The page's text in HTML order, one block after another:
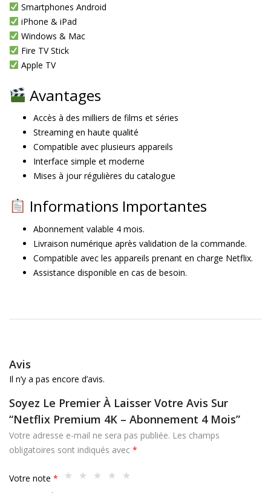
Smartphones Android
iPhone & iPad
Windows & Mac
Fire TV Stick
Apple TV
Avantages
Accès à des milliers de films et séries
Streaming en haute qualité
Compatible avec plusieurs appareils
Interface simple et moderne
Mises à jour régulières du catalogue
Informations Importantes
Abonnement valable 4 mois.
Livraison numérique après validation de la commande.
Compatible avec les appareils prenant en charge Netflix.
Assistance disponible en cas de besoin.
Avis
Il n’y a pas encore d’avis.
Soyez Le Premier À Laisser Votre Avis Sur
“Netflix Premium 4K – Abonnement 4 Mois”
Votre adresse e-mail ne sera pas publiée. Les champs
obligatoires sont indiqués avec *
Votre note *